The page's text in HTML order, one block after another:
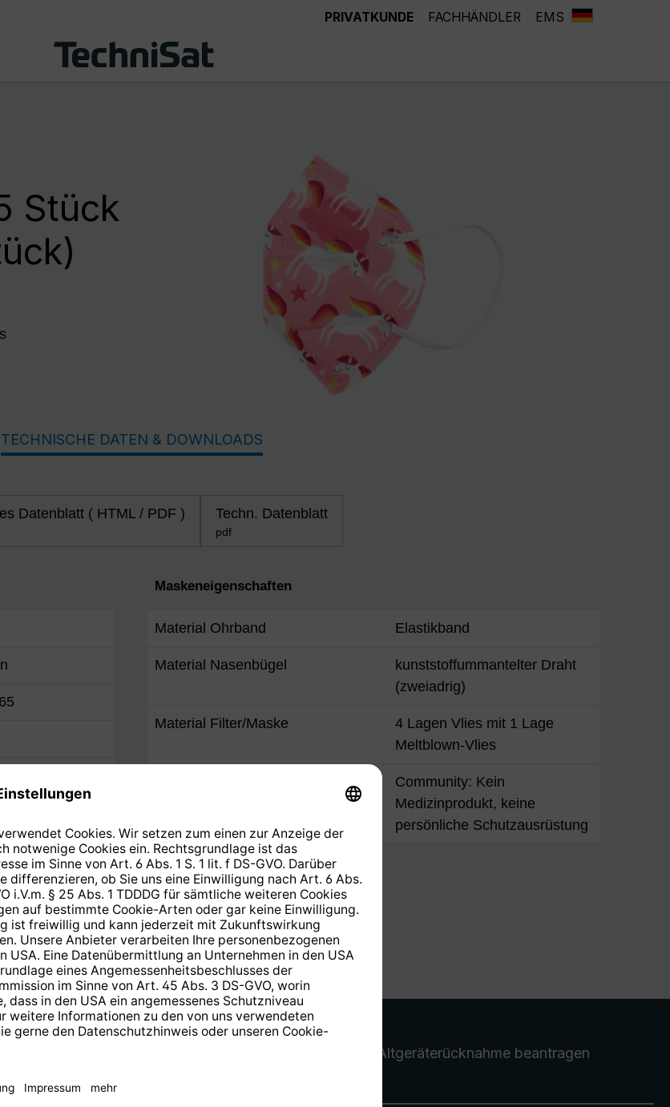
PRIVATKUNDE FACHHÄNDLER EMS
Stück
TECHNISCHE DATEN & DOWNLOADS
Datenblatt ( HTML / PDF ) Techn. Datenblatt
pdf
cm
Maskeneigenschaften
Material Ohrband Elastikband
Material Nasenbügel
kunststoffummantelter Draht
(zweiadrig)
Material Filter/Maske
4 Lagen Vlies mit 1 Lage
Meltblown-Vlies
Community: Kein
Medizinprodukt, keine
persönliche Schutzausrüstung
Altgeräterücknahme beantragen